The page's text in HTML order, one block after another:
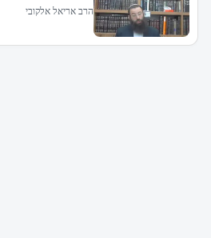
הרב אריאל אלקובי